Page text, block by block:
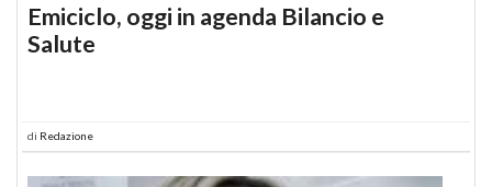
Emiciclo, oggi in agenda Bilancio e
Salute
di Redazione